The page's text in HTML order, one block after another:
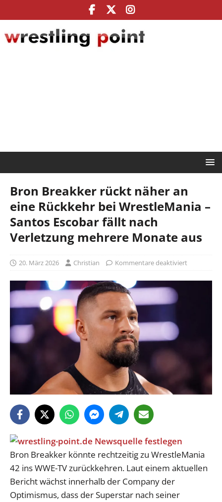
Bron Breakker rückt näher an
eine Rückkehr bei WrestleMania –
Santos Escobar fällt nach
Verletzung mehrere Monate aus
20. März 2026 Christian Kommentare deaktiviert
Bron Breakker könnte rechtzeitig zu WrestleMania
42 ins WWE-TV zurückkehren. Laut einem aktuellen
Bericht wächst innerhalb der Company der
Optimismus, dass der Superstar nach seiner